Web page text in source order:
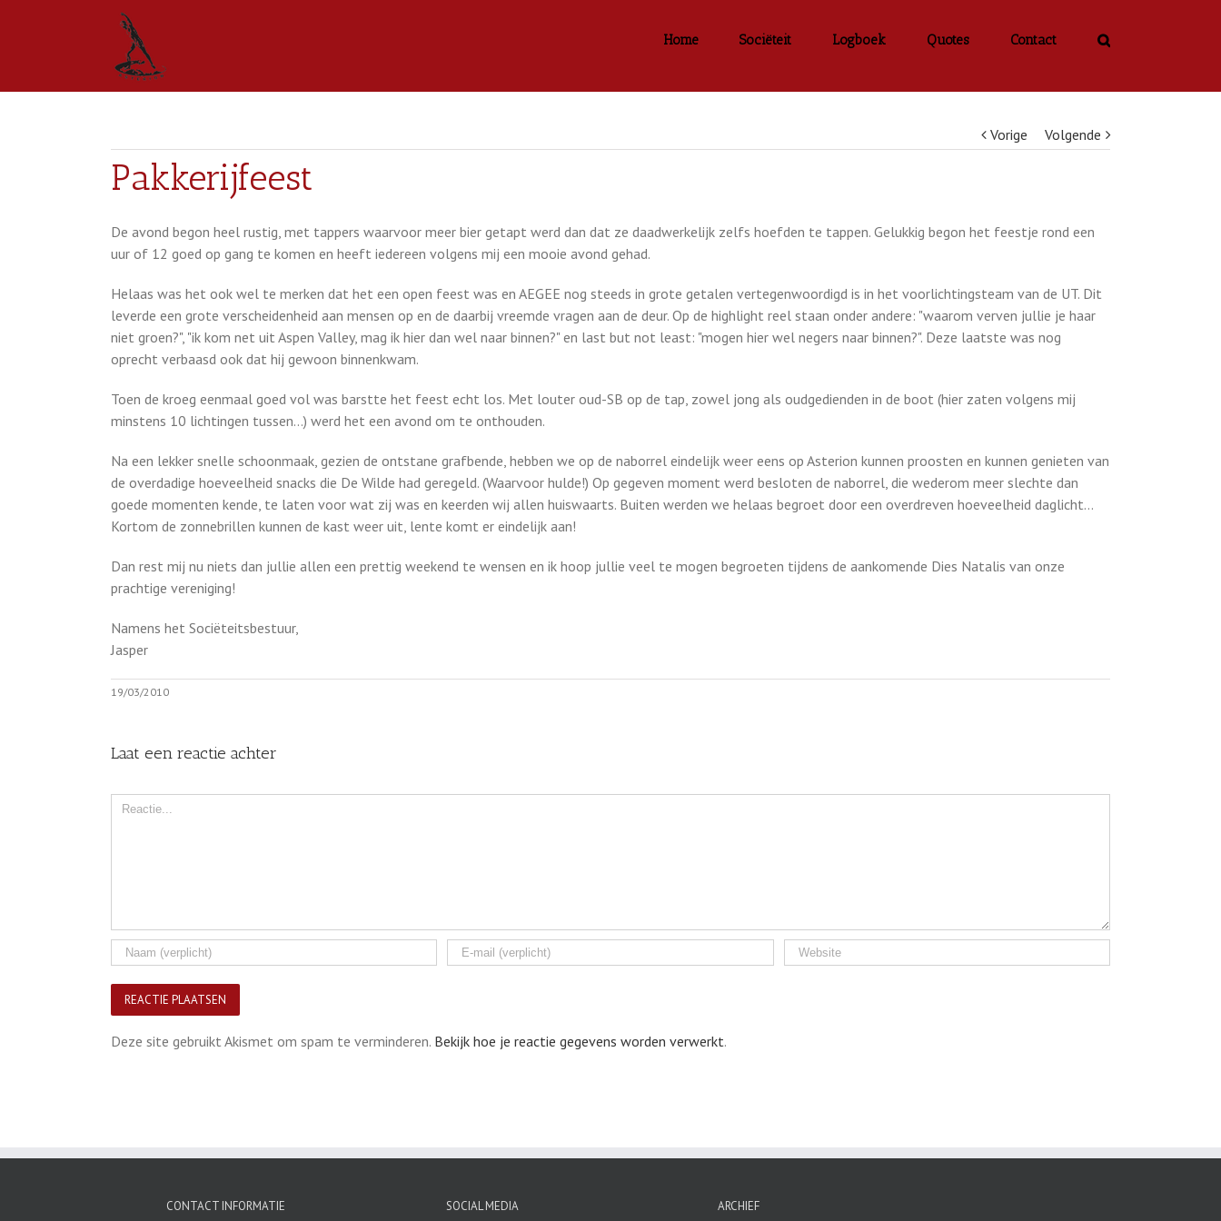
Home Sociëteit Logboek Quotes Contact
Vorige Volgende
Pakkerijfeest
De avond begon heel rustig, met tappers waarvoor meer bier getapt werd dan dat ze daadwerkelijk zelfs hoefden te tappen. Gelukkig begon het feestje rond een
uur of 12 goed op gang te komen en heeft iedereen volgens mij een mooie avond gehad.
Helaas was het ook wel te merken dat het een open feest was en AEGEE nog steeds in grote getalen vertegenwoordigd is in het voorlichtingsteam van de UT. Dit
leverde een grote verscheidenheid aan mensen op en de daarbij vreemde vragen aan de deur. Op de highlight reel staan onder andere: "waarom verven jullie je haar
niet groen?", "ik kom net uit Aspen Valley, mag ik hier dan wel naar binnen?" en last but not least: "mogen hier wel negers naar binnen?". Deze laatste was nog
oprecht verbaasd ook dat hij gewoon binnenkwam.
Toen de kroeg eenmaal goed vol was barstte het feest echt los. Met louter oud-SB op de tap, zowel jong als oudgedienden in de boot (hier zaten volgens mij
minstens 10 lichtingen tussen…) werd het een avond om te onthouden.
Na een lekker snelle schoonmaak, gezien de ontstane grafbende, hebben we op de naborrel eindelijk weer eens op Asterion kunnen proosten en kunnen genieten van
de overdadige hoeveelheid snacks die De Wilde had geregeld. (Waarvoor hulde!) Op gegeven moment werd besloten de naborrel, die wederom meer slechte dan
goede momenten kende, te laten voor wat zij was en keerden wij allen huiswaarts. Buiten werden we helaas begroet door een overdreven hoeveelheid daglicht…
Kortom de zonnebrillen kunnen de kast weer uit, lente komt er eindelijk aan!
Dan rest mij nu niets dan jullie allen een prettig weekend te wensen en ik hoop jullie veel te mogen begroeten tijdens de aankomende Dies Natalis van onze
prachtige vereniging!
Namens het Sociëteitsbestuur,
Jasper
19/03/2010
Laat een reactie achter
Comment
Deze site gebruikt Akismet om spam te verminderen. Bekijk hoe je reactie gegevens worden verwerkt.
CONTACT INFORMATIE SOCIAL MEDIA ARCHIEF